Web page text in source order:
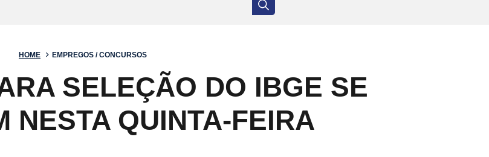
HOME EMPREGOS / CONCURSOS
SELEÇÃO DO IBGE SE
NESTA QUINTA-FEIRA